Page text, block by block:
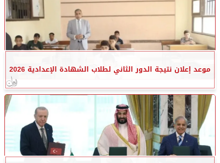
موعد إعلان نتيجة الدور الثاني لطلاب الشهادة الإعدادية 2026